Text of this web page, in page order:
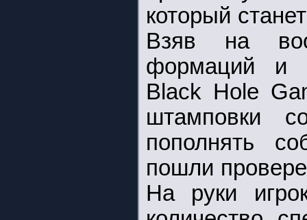
который
Взяв на
формаций и
Black Hole
штамповки
пополнять
пошли
На руки